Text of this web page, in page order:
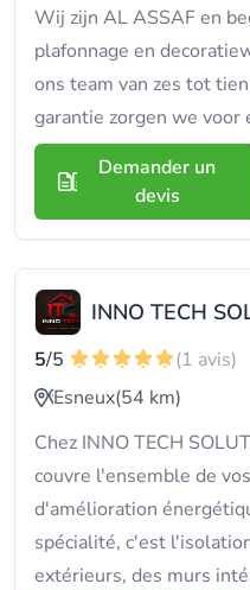
Wij zijn AL ASSAF en
plafonnage en
ons team van zes tot
garantie zorgen we voor
Demander un
devis
INNO TECH
5/5
(1 avis)
Esneux(54 km)
Chez INNO TECH
couvre l'ensemble de
d'amélioration
spécialité, c'est
extérieurs, des murs